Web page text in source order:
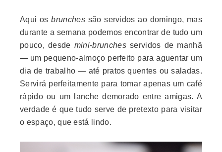
Aqui osbrunchessão servidos ao domingo, mas
durante a semana podemos encontrar de tudo um
pouco, desde mini-brunchesservidos de manhã
— um pequeno-almoço perfeito para aguentar um
dia de trabalho — até pratos quentes ou saladas.
Servirá perfeitamente para tomar apenas um café
rápido ou um lanche demorado entre amigas. A
verdade é que tudo serve de pretexto para visitar
o espaço, que está lindo.